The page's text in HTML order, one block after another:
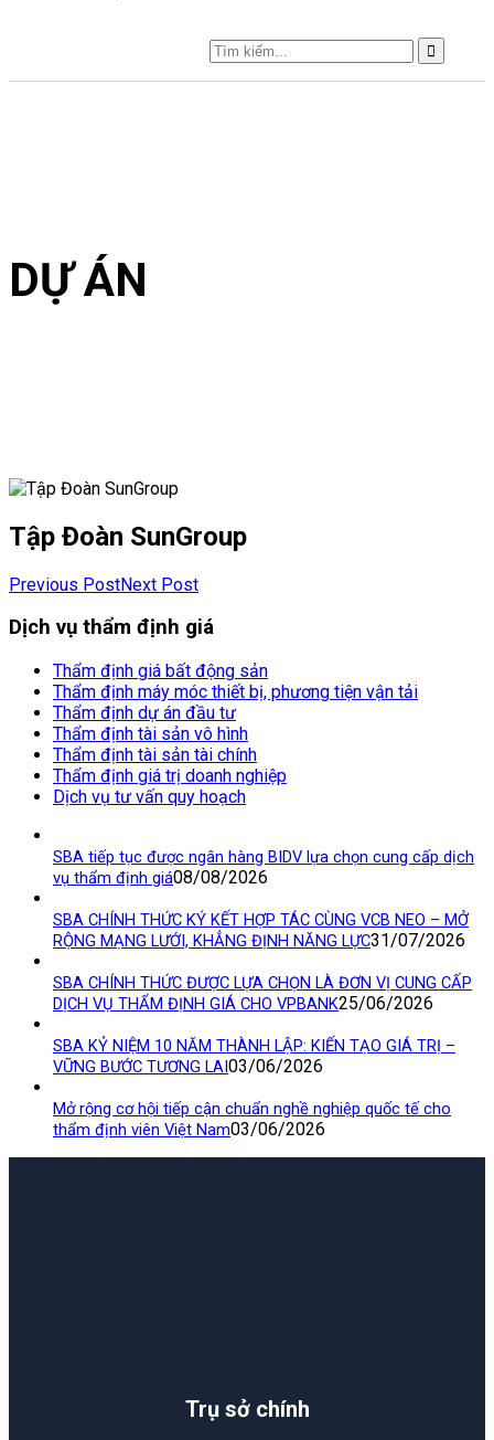
DỰ ÁN
Tập Đoàn SunGroup
Previous PostNext Post
Dịch vụ thẩm định giá
Thẩm định giá bất động sản
Thẩm định máy móc thiết bị, phương tiện vận tải
Thẩm định dự án đầu tư
Thẩm định tài sản vô hình
Thẩm định tài sản tài chính
Thẩm định giá trị doanh nghiệp
Dịch vụ tư vấn quy hoạch
SBA tiếp tục được ngân hàng BIDV lựa chọn cung cấp dịch
vụ thẩm định giá08/08/2026
SBA CHÍNH THỨC KÝ KẾT HỢP TÁC CÙNG VCB NEO – MỞ
RỘNG MẠNG LƯỚI, KHẲNG ĐỊNH NĂNG LỰC31/07/2026
SBA CHÍNH THỨC ĐƯỢC LỰA CHỌN LÀ ĐƠN VỊ CUNG CẤP
DỊCH VỤ THẨM ĐỊNH GIÁ CHO VPBANK25/06/2026
SBA KỶ NIỆM 10 NĂM THÀNH LẬP: KIẾN TẠO GIÁ TRỊ –
VỮNG BƯỚC TƯƠNG LAI03/06/2026
Mở rộng cơ hội tiếp cận chuẩn nghề nghiệp quốc tế cho
thẩm định viên Việt Nam03/06/2026
Trụ sở chính